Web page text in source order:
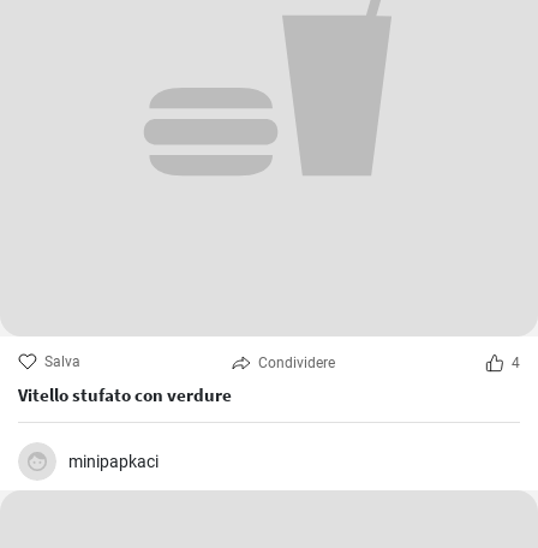
Salva Condividere 4
Vitello stufato con verdure
minipapkaci